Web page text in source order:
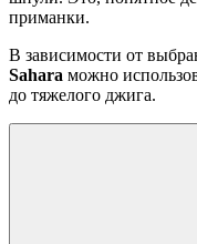
приманки.
В зависимости от
Sahara можно
до тяжелого джига.